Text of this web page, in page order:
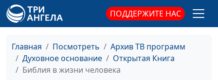
ПОДДЕРЖИТЕ НАС
Главная Посмотреть
Архив ТВ программ
Духовное основание
Открытая Книга
Библия в жизни человека
Грехопадение
Юлия Синицына,
Павел Гончар,
магистр богословия
Что такое религиозный